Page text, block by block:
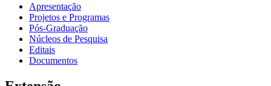
Apresentação
Projetos e Programas
Pós-Graduação
Núcleos de Pesquisa
Editais
Documentos